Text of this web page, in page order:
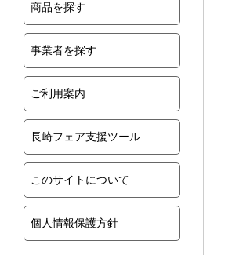
商品を探す
事業者を探す
ご利用案内
長崎フェア支援ツール
このサイトについて
個人情報保護方針